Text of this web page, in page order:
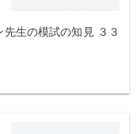
生の模試の知見 ３３